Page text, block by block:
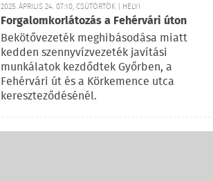
2025. ÁPRILIS 24. 07:10, CSÜTÖRTÖK | HELYI
Forgalomkorlátozás a Fehérvári úton
Bekötővezeték meghibásodása miatt
kedden szennyvízvezeték javítási
munkálatok kezdődtek Győrben, a
Fehérvári út és a Körkemence utca
kereszteződésénél.